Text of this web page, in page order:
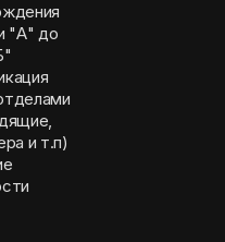
"А" до
и т.п)